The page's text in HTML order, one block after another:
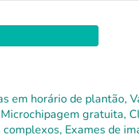
em horário de plantão,
gratuita,
Exames de